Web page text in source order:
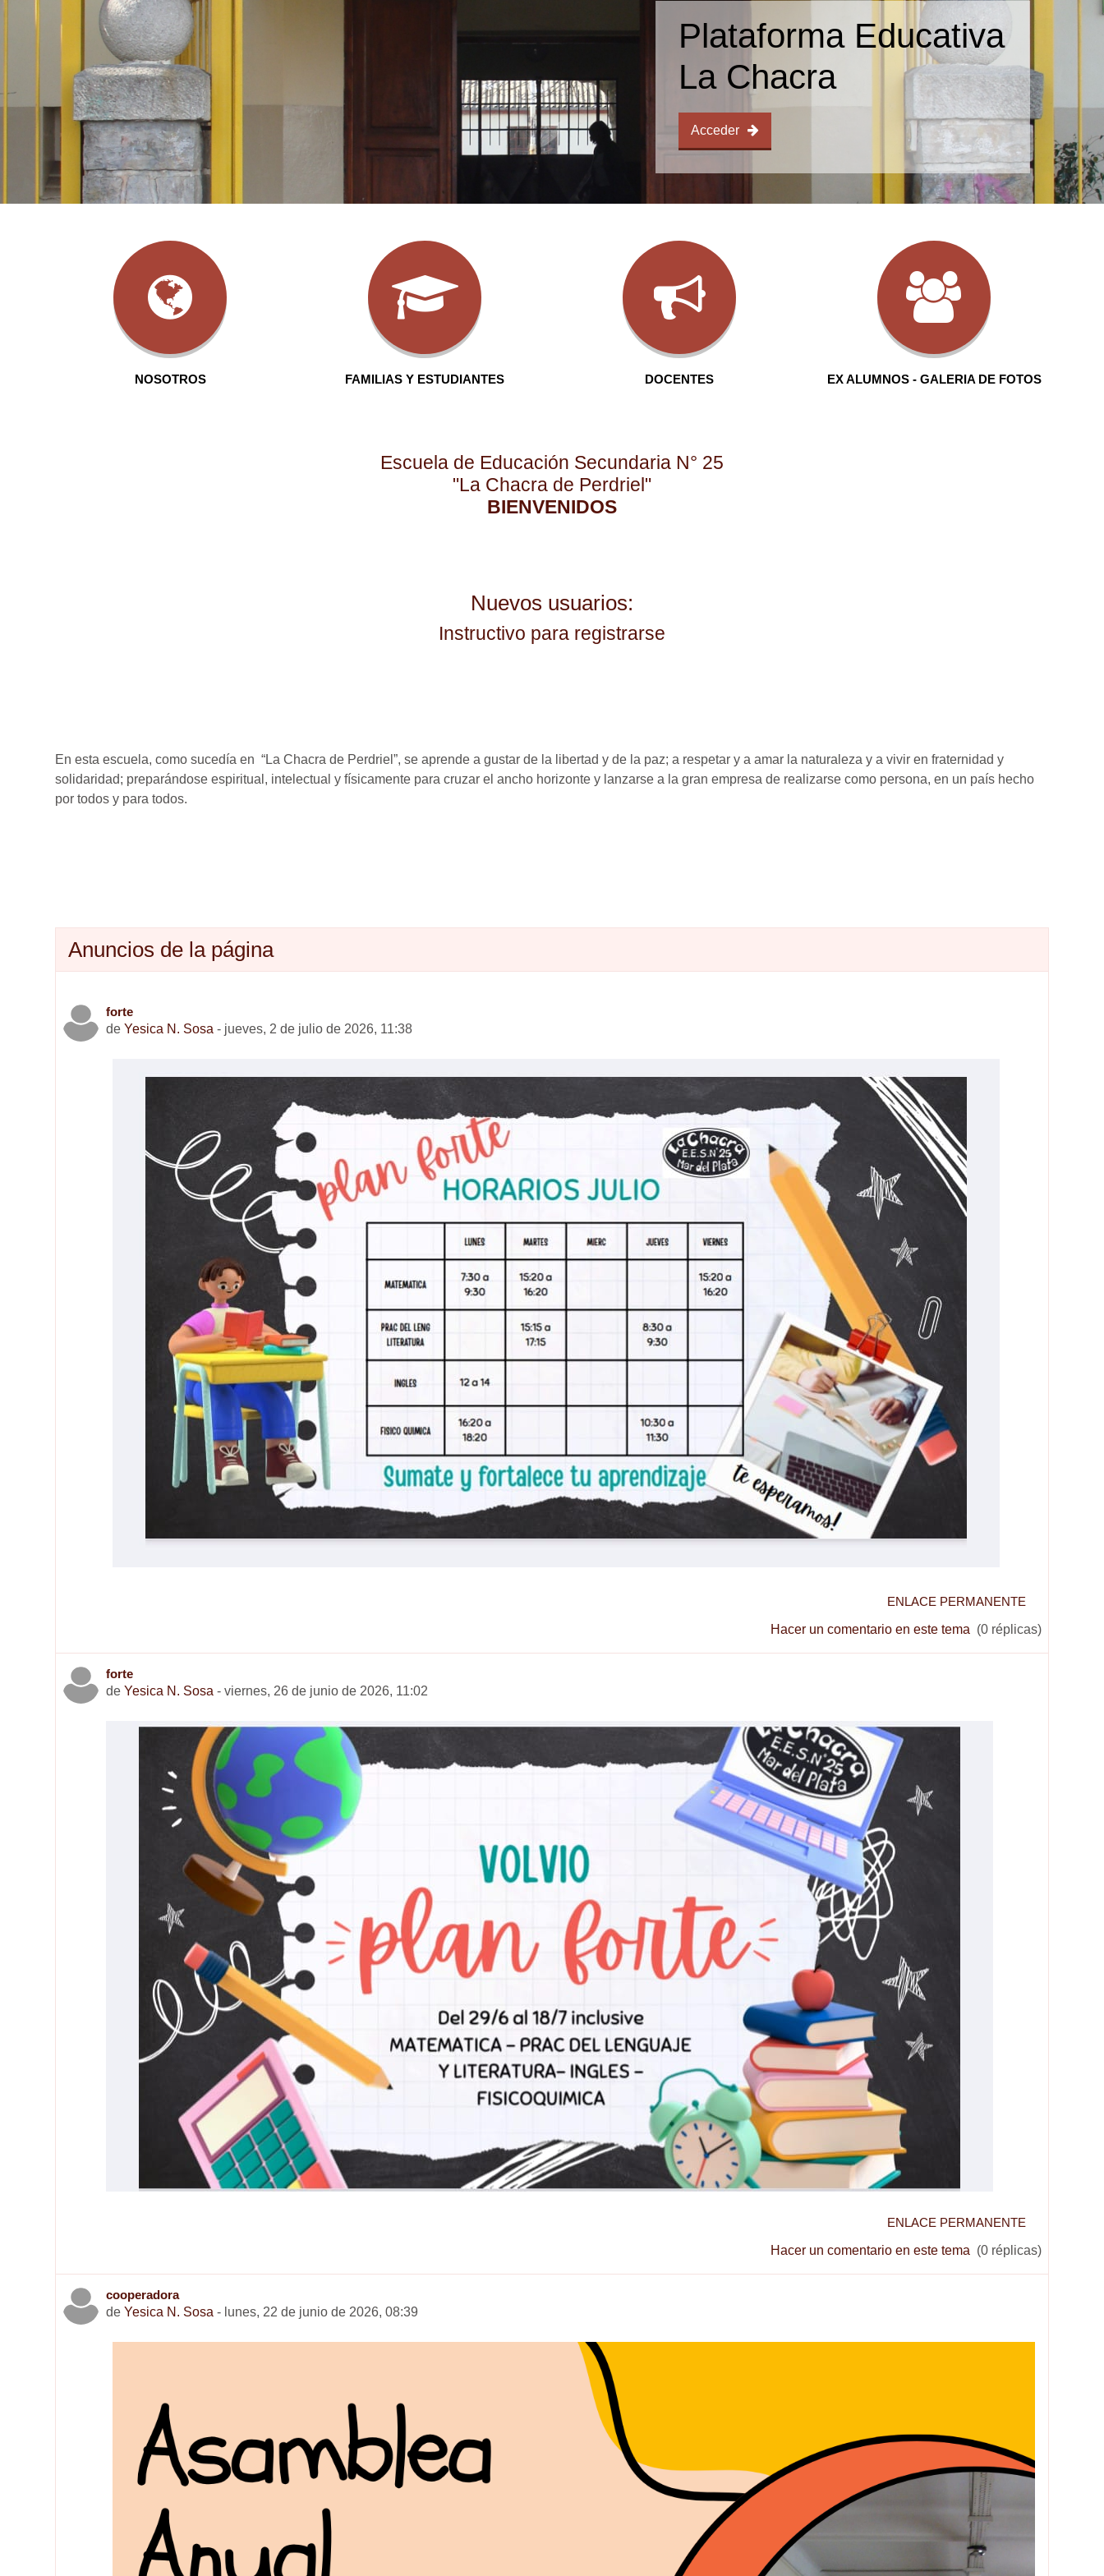
Plataforma Educativa
La Chacra
Acceder
NOSOTROS FAMILIAS Y ESTUDIANTES DOCENTES EX ALUMNOS - GALERIA DE FOTOS
Escuela de Educación Secundaria N° 25
"La Chacra de Perdriel"
BIENVENIDOS
Nuevos usuarios:
Instructivo para registrarse
En esta escuela, como sucedía en “La Chacra de Perdriel”, se aprende a gustar de la libertad y de la paz; a respetar y a amar la naturaleza y a vivir en fraternidad y
solidaridad; preparándose espiritual, intelectual y físicamente para cruzar el ancho horizonte y lanzarse a la gran empresa de realizarse como persona, en un país hecho
por todos y para todos.
Anuncios de la página
forte
de Yesica N. Sosa - jueves, 2 de julio de 2026, 11:38
ENLACE PERMANENTE
Hacer un comentario en este tema (0 réplicas)
forte
de Yesica N. Sosa - viernes, 26 de junio de 2026, 11:02
ENLACE PERMANENTE
Hacer un comentario en este tema (0 réplicas)
cooperadora
de Yesica N. Sosa - lunes, 22 de junio de 2026, 08:39